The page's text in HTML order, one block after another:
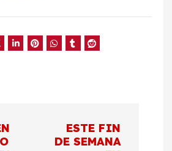
ESTE FIN
DE SEMANA